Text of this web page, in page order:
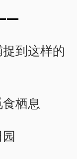
到这样的
栖息